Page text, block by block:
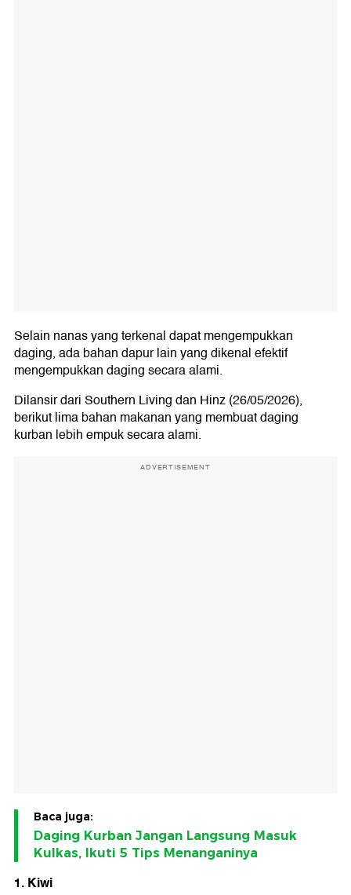
Selain nanas yang terkenal dapat mengempukkan
daging, ada bahan dapur lain yang dikenal efektif
mengempukkan daging secara alami.
Dilansir dari Southern Living dan Hinz (26/05/2026),
berikut lima bahan makanan yang membuat daging
kurban lebih empuk secara alami.
ADVERTISEMENT
Baca juga:
Daging Kurban Jangan Langsung Masuk
Kulkas, Ikuti 5 Tips Menanganinya
1. Kiwi